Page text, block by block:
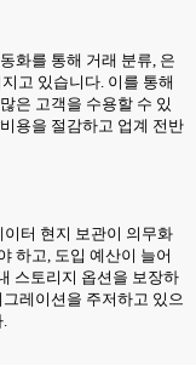
화를 통해 거래 분류, 은
고 있습니다. 이를 통해
은 고객을 수용할 수 있
용을 절감하고 업계 전반
이터 현지 보관이 의무화
하고, 도입 예산이 늘어
스토리지 옵션을 보장하
레이션을 주저하고 있으